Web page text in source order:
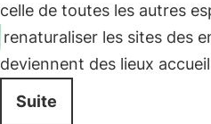
celle de toutes les autres
renaturaliser les sites des
deviennent des lieux
Suite